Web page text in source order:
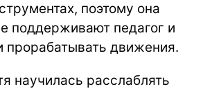
поэтому она
поддерживают педагог и
прорабатывать движения.
научилась расслаблять